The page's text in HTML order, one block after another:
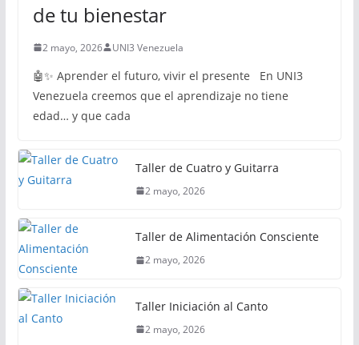
de tu bienestar
2 mayo, 2026 UNI3 Venezuela
🤖✨ Aprender el futuro, vivir el presente En UNI3
Venezuela creemos que el aprendizaje no tiene
edad… y que cada
Taller de Cuatro y Guitarra
2 mayo, 2026
Taller de Alimentación Consciente
2 mayo, 2026
Taller Iniciación al Canto
2 mayo, 2026